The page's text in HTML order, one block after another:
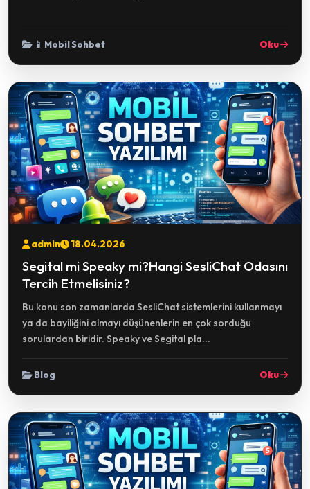
📱 Mobil Sohbet Oku
admin 18.04.2026
Segital mi Speaky mi?Hangi SesliChat Odasını
Tercih Etmelisiniz?
Bu konu son zamanlarda SesliChat sistemlerini kullanmayı
ya da bayiliğini almayı düşünenlerin en çok sorduğu
sorulardan biridir. Speaky ve Segital pla...
Blog Oku